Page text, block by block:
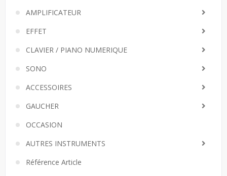
AMPLIFICATEUR
EFFET
CLAVIER / PIANO NUMERIQUE
SONO
ACCESSOIRES
GAUCHER
OCCASION
AUTRES INSTRUMENTS
Référence Article